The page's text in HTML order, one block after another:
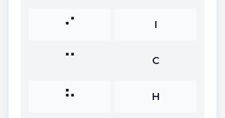
⠊ I
⠉ C
⠓ H